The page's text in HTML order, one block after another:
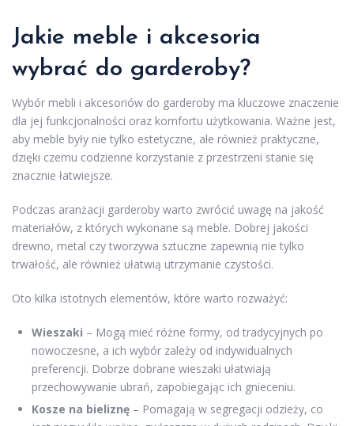
Jakie meble i akcesoria
wybrać do garderoby?
Wybór mebli i akcesoriów do garderoby ma kluczowe znaczenie
dla jej funkcjonalności oraz komfortu użytkowania. Ważne jest,
aby meble były nie tylko estetyczne, ale również praktyczne,
dzięki czemu codzienne korzystanie z przestrzeni stanie się
znacznie łatwiejsze.
Podczas aranżacji garderoby warto zwrócić uwagę na jakość
materiałów, z których wykonane są meble. Dobrej jakości
drewno, metal czy tworzywa sztuczne zapewnią nie tylko
trwałość, ale również ułatwią utrzymanie czystości.
Oto kilka istotnych elementów, które warto rozważyć:
Wieszaki – Mogą mieć różne formy, od tradycyjnych po
nowoczesne, a ich wybór zależy od indywidualnych
preferencji. Dobrze dobrane wieszaki ułatwiają
przechowywanie ubrań, zapobiegając ich gnieceniu.
Kosze na bieliznę – Pomagają w segregacji odzieży, co